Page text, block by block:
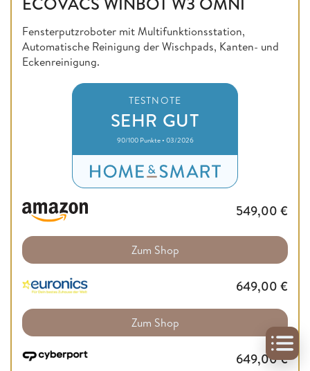
Fensterputzroboter mit Multifunktionsstation,
Automatische Reinigung der Wischpads, Kanten- und
Eckenreinigung.
TESTNOTE
SEHR GUT
90/100 Punkte • 03/2026
549,00 €
Zum Shop
649,00 €
Zum Shop
649,00€